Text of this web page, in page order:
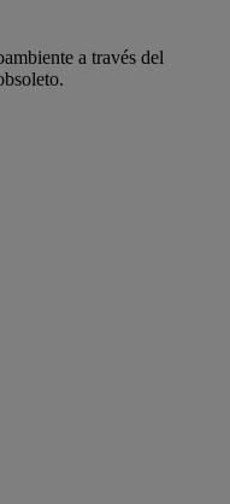
a través del